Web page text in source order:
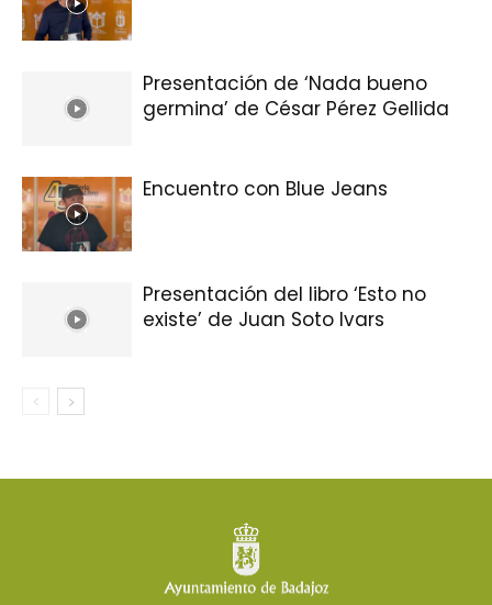
Presentación de ‘Nada bueno
germina’ de César Pérez Gellida
Encuentro con Blue Jeans
Presentación del libro ‘Esto no
existe’ de Juan Soto Ivars